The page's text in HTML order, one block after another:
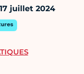
juillet 2024